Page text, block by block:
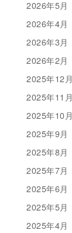
2026年5月
2026年4月
2026年3月
2026年2月
2025年12月
2025年11月
2025年10月
2025年9月
2025年8月
2025年7月
2025年6月
2025年5月
2025年4月